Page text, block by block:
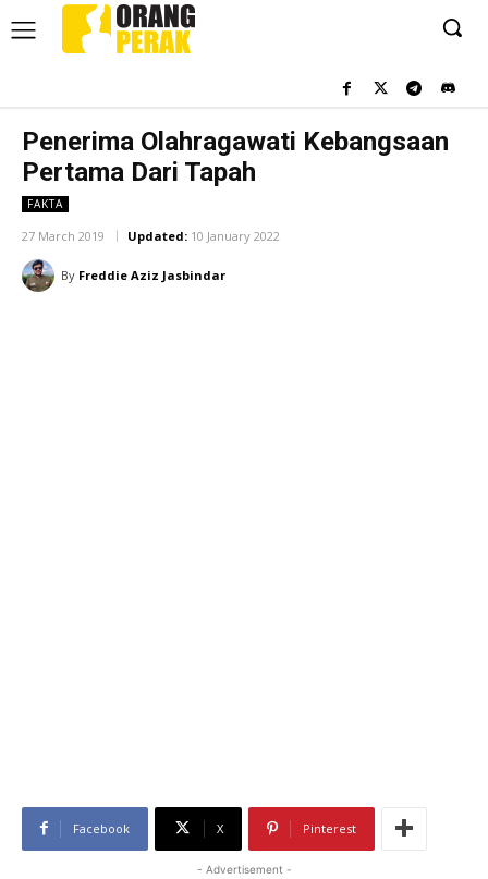
Penerima Olahragawati Kebangsaan
Pertama Dari Tapah
FAKTA
27 March 2019 Updated: 10 January 2022
By Freddie Aziz Jasbindar
Facebook X Pinterest
- Advertisement -